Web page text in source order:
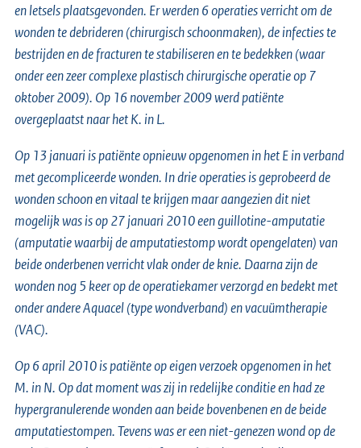
en letsels plaatsgevonden. Er werden 6 operaties verricht om de
wonden te debrideren (chirurgisch schoonmaken), de infecties te
bestrijden en de fracturen te stabiliseren en te bedekken (waar
onder een zeer complexe plastisch chirurgische operatie op 7
oktober 2009). Op 16 november 2009 werd patiënte
overgeplaatst naar het K. in L.
Op 13 januari is patiënte opnieuw opgenomen in het E in verband
met gecompliceerde wonden. In drie operaties is geprobeerd de
wonden schoon en vitaal te krijgen maar aangezien dit niet
mogelijk was is op 27 januari 2010 een guillotine-amputatie
(amputatie waarbij de amputatiestomp wordt opengelaten) van
beide onderbenen verricht vlak onder de knie. Daarna zijn de
wonden nog 5 keer op de operatiekamer verzorgd en bedekt met
onder andere Aquacel (type wondverband) en vacuümtherapie
(VAC).
Op 6 april 2010 is patiënte op eigen verzoek opgenomen in het
M. in N. Op dat moment was zij in redelijke conditie en had ze
hypergranulerende wonden aan beide bovenbenen en de beide
amputatiestompen. Tevens was er een niet-genezen wond op de